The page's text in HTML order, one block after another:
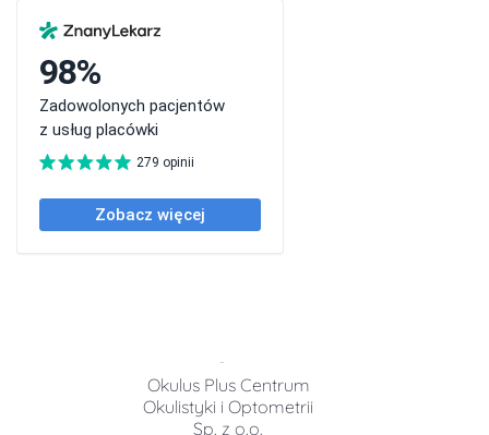
Okulus Plus Centrum
Okulistyki i Optometrii
Sp. z o.o.